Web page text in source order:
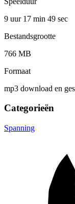
9 uur 17 min 49 sec
Bestandsgrootte
766 MB
Formaat
mp3 download en
Categorieën
Spanning